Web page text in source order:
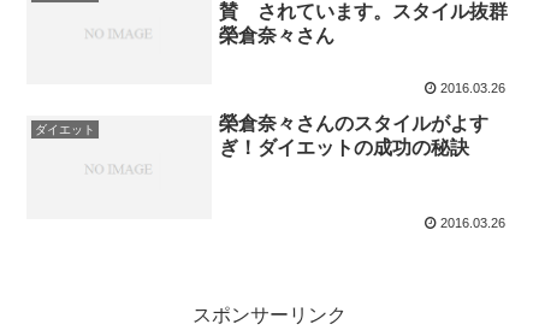
賛 されています。スタイル抜群
榮倉奈々さん
2016.03.26
ダイエット
榮倉奈々さんのスタイルがよす
ぎ！ダイエットの成功の秘訣
2016.03.26
スポンサーリンク